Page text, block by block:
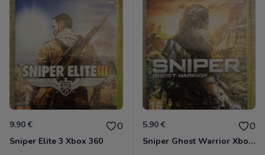
9.90 € 0
Sniper Elite 3 Xbox 360
5.90 € 0
Sniper Ghost Warrior Xbox 360